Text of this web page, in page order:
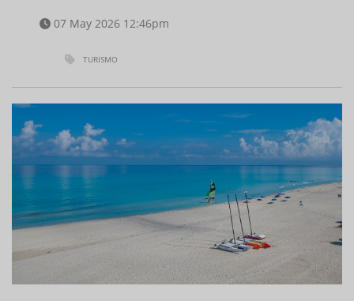
07 May 2026 12:46pm
TURISMO